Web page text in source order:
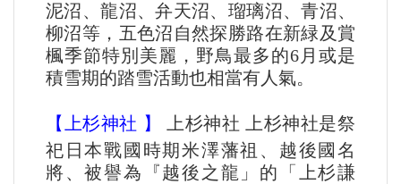
泥沼、龍沼、弁天沼、瑠璃沼、青沼、
柳沼等，五色沼自然探勝路在新緑及賞
楓季節特別美麗，野鳥最多的6月或是
積雪期的踏雪活動也相當有人氣。
【上杉神社 】
上杉神社 上杉神社是祭
祀日本戰國時期米澤藩祖、越後國名
將、被譽為『越後之龍」的「上杉謙